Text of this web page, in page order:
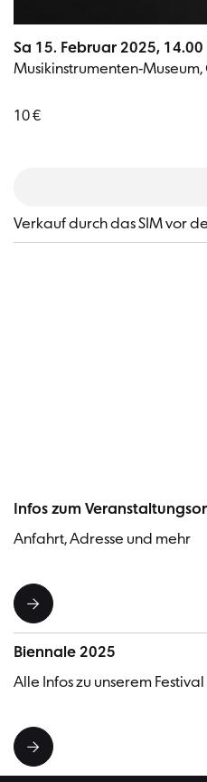
Sa 15. Februar 2025, 14.00
Musikinstrumenten-Museum,
10 €
Verkauf durch das SIM vor
Infos zum
Anfahrt, Adresse und mehr
Biennale 2025
Alle Infos zu unserem Festival